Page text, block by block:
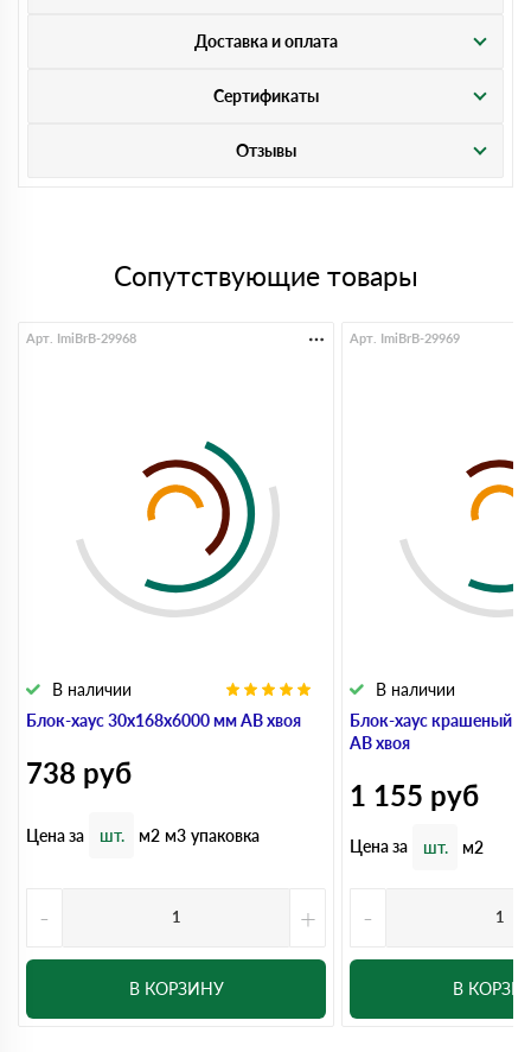
Доставка и оплата
Сертификаты
Отзывы
Сопутствующие товары
Блок-хаус 30x168x6000 мм АВ хвоя
В наличии
Арт. ImiBrB-29968
738 руб
Цена за шт. м2 м3 упаковка
- +
В КОРЗИНУ
Блок-хаус крашеный
АВ хвоя
В наличии
Арт. ImiBrB-29969
1 155 руб
Цена за шт. м2
-
В